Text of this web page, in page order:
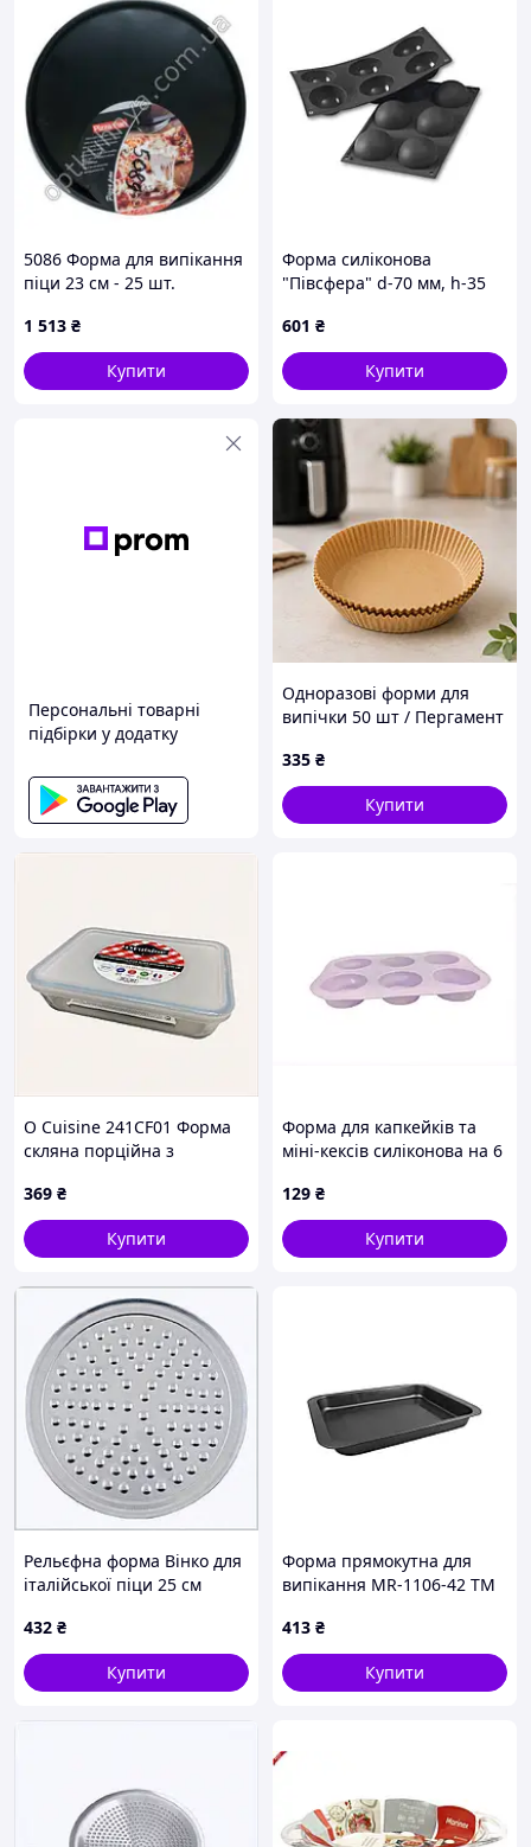
5086 Форма для випікання
піци 23 см - 25 шт.
1 513 ₴
Купити
Форма силіконова
"Півсфера" d-70 мм, h-35
601 ₴
Купити
Персональні товарні
підбірки у додатку
Одноразові форми для
випічки 50 шт / Пергамент
Паперові вкладиші для
аерофритюрниці
335 ₴
Купити
O Cuisine 241CF01 Форма
скляна порційна з
369 ₴
Купити
Форма для капкейків та
міні-кексів силіконова на 6
129 ₴
Купити
Рельєфна форма Вінко для
італійської піци 25 см
432 ₴
Купити
Форма прямокутна для
випікання MR-1106-42 ТМ
413 ₴
Купити